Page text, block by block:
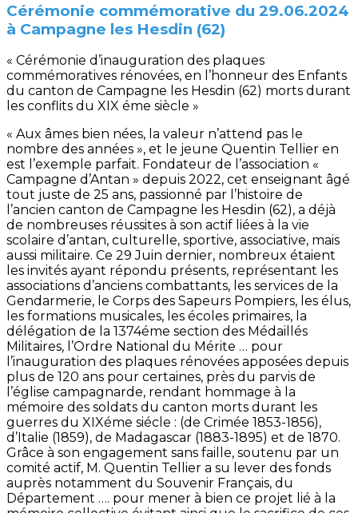
Cérémonie commémorative du 29.06.2024
à Campagne les Hesdin (62)
« Cérémonie d’inauguration des plaques
commémoratives rénovées, en l’honneur des Enfants
du canton de Campagne les Hesdin (62) morts durant
les conflits du XIX éme siècle »
« Aux âmes bien nées, la valeur n’attend pas le
nombre des années », et le jeune Quentin Tellier en
est l’exemple parfait. Fondateur de l’association «
Campagne d’Antan » depuis 2022, cet enseignant âgé
tout juste de 25 ans, passionné par l’histoire de
l’ancien canton de Campagne les Hesdin (62), a déjà
de nombreuses réussites à son actif liées à la vie
scolaire d’antan, culturelle, sportive, associative, mais
aussi militaire. Ce 29 Juin dernier, nombreux étaient
les invités ayant répondu présents, représentant les
associations d’anciens combattants, les services de la
Gendarmerie, le Corps des Sapeurs Pompiers, les élus,
les formations musicales, les écoles primaires, la
délégation de la 1374éme section des Médaillés
Militaires, l’Ordre National du Mérite … pour
l’inauguration des plaques rénovées apposées depuis
plus de 120 ans pour certaines, près du parvis de
l’église campagnarde, rendant hommage à la
mémoire des soldats du canton morts durant les
guerres du XIXéme siécle : (de Crimée 1853-1856),
d’Italie (1859), de Madagascar (1883-1895) et de 1870.
Grâce à son engagement sans faille, soutenu par un
comité actif, M. Quentin Tellier a su lever des fonds
auprès notamment du Souvenir Français, du
Département …. pour mener à bien ce projet lié à la